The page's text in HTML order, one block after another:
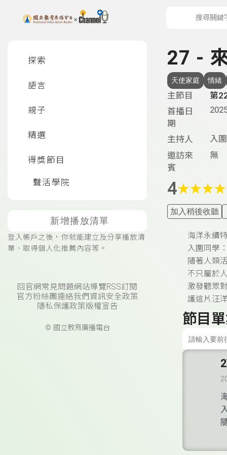
上方功能區塊
探索
語言
親子
精選
得獎節目
聲活學院
新增播放清單
登入帳戶之後，你就能建立及分享播放清
單、取得個人化推薦內容等。
回官網常見問題網站導覽RSS訂閱
官方粉絲團連絡我們 資訊安全政策
隱私保護政策版權宣告
© 國立教育廣播電台
27 -
天使家庭 情緒
主節目
第
首播日
期
主持人
入
邀訪來
賓
無
4★★★★
加入稍後收聽
海洋永續
入圍同學
隨著人類
不只屬於
激發聽眾
護這片汪
節目